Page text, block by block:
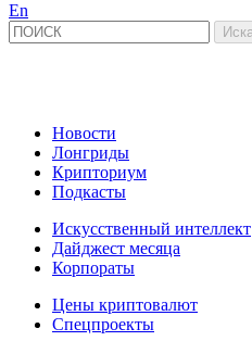
En
Новости
Лонгриды
Крипториум
Подкасты
Искусственный интеллект
Дайджест месяца
Корпораты
Цены криптовалют
Спецпроекты